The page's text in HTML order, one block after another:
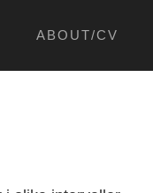
ABOUT/CV